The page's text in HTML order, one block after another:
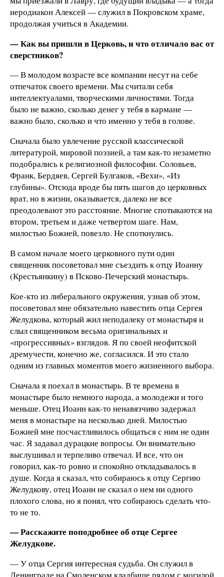
иеродиакон Алексей — служил в Покровском храме,
продолжая учиться в Академии.
— Как вы пришли в Церковь, и что отличало вас от
сверстников?
— В молодом возрасте все компании несут на себе
отпечаток своего времени. Мы считали себя
интеллектуалами, творческими личностями. Тогда
было не важно, сколько денег у тебя в кармане —
важно было, сколько и что именно у тебя в голове.
Сначала было увлечение русской классической
литературой, мировой поэзией, а там как-то незаметно
подобрались к религиозной философии. Соловьев,
Франк, Бердяев, Сергей Булгаков, «Вехи», «Из
глубины». Отсюда вроде бы пять шагов до церковных
врат, но в жизни, оказывается, далеко не все
преодолевают это расстояние. Многие спотыкаются на
втором, третьем и даже четвертом шаге. Нам,
милостью Божией, повезло. Не споткнулись.
В самом начале моего церковного пути один
священник посоветовал мне съездить к отцу Иоанну
(Крестьянкину) в Псково-Печерский монастырь.
Кое-кто из либерального окружения, узнав об этом,
посоветовал мне обязательно навестить отца Сергея
Желудкова, который жил неподалеку от монастыря и
слыл священником весьма оригинальных и
«прогрессивных» взглядов. Я по своей неофитской
дремучести, конечно же, согласился. И это стало
одним из главных моментов моего жизненного выбора.
Сначала я поехал в монастырь. В те времена в
монастыре было немного народа, а молодежи и того
меньше. Отец Иоанн как-то ненавязчиво задержал
меня в монастыре на несколько дней. Милостью
Божией мне посчастливилось общаться с ним не один
час. Я задавал дурацкие вопросы. Он внимательно
выслушивал и терпеливо отвечал. И все, что он
говорил, как-то ровно и спокойно откладывалось в
душе. Когда я сказал, что собираюсь к отцу Сергию
Желудкову, отец Иоанн не сказал о нем ни одного
плохого слова, но я понял, что собираюсь сделать что-
то не то.
— Расскажите поподробнее об отце Сергее
Желудкове.
— У отца Сергия интересная судьба. Он служил в